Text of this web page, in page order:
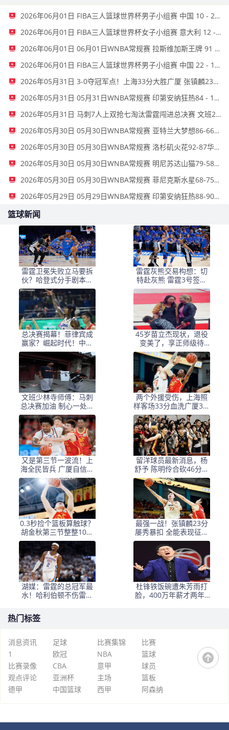
2026年06月01日 FIBA三人篮球世界杯男子小组赛 中国 10 - 22 荷兰 全场集锦
2026年06月01日 FIBA三人篮球世界杯女子小组赛 意大利 12 - 21 中国 集锦
2026年06月01日 06月01日WNBA常规赛 拉斯维加斯王牌 91 - 81 金州女武神 集锦
2026年06月01日 FIBA三人篮球世界杯男子小组赛 中国 22 - 14 日本 全场集锦
2026年05月31日 3-0夺冠军点！上海33分大胜广厦 张镇麟23+9+6 孙铭徽8中2
2026年05月31日 05月31日WNBA常规赛 印第安纳狂热84 - 100波特兰火焰 全场集锦
2026年05月31日 马刺7人上双抢七淘汰雷霆闯进总决赛 文班22+7 亚历山大35+9
2026年05月30日 05月30日WNBA常规赛 亚特兰大梦想86-66波特兰火焰 全场集锦
2026年05月30日 05月30日WNBA常规赛 洛杉矶火花92-87华盛顿神秘人 全场集锦
2026年05月30日 05月30日WNBA常规赛 明尼苏达山猫79-58芝加哥天空 全场集锦
2026年05月30日 05月30日WNBA常规赛 菲尼克斯水星68-75纽约自由人 全场集锦
2026年05月29日 05月29日WNBA常规赛 印第安纳狂热88-90金州女武神 全场集锦
篮球新闻
雷霆卫冕失败立马要拆
伙？哈登式分手剧本或
重现
雷霆灰熊交易构想：切
特赴灰熊 雷霆3号签选
布泽尔
总决赛揭幕！菲律宾成
赢家？崛起时代！中国
男篮该醒了？
45岁苗立杰现状，退役
变美了，享正师级待
遇，嫁军人很幸福
文班少林寺师傅：马刺
总决赛加油 制心一处无
事不办
两个外援受伤，上海照
样客场33分血洗广厦3比
0夺赛点，张镇麟这笔
“骂名转会”，现在谁都得
闭嘴了
又是第三节一波流！上
海全民皆兵 广厦自信心
受打击
留洋球员最新消息，杨
舒予 陈明伶合砍46分带
队获胜 全英文接受采访
0.3秒捡个篮板算触球？
胡金秋第三节整整10分
钟被自己人蒸发，广厦
这33分输得比挨骂还憋
屈
最强一战！张镇麟23分
屡秀暴扣 全能表现征服
广厦
湖媒：雷霆的总冠军最
水！哈利伯顿不伤雷霆
杜锋铁饭碗遭朱芳雨打
脸，400万年薪才两年8
热门标签
消息资讯 足球 比赛集锦
比赛
1
欧冠 NBA
篮球
比赛录像
CBA 意甲
球员
观点评论
亚洲杯 主场
篮板
德甲
中国篮球 西甲 阿森纳